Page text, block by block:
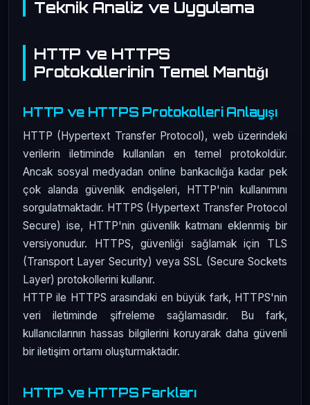
Teknik Analiz ve Uygulama
HTTP ve HTTPS
Protokollerinin Temel Mantığı
HTTP ve HTTPS Protokolleri Anlayışı
HTTP (Hypertext Transfer Protocol), web üzerindeki
verilerin iletiminde kullanılan en temel protokoldür.
Ancak sosyal medyadan online bankacılığa kadar pek
çok alanda güvenlik endişeleri, HTTP'nin kullanımını
sorgulatmaktadır. HTTPS (Hypertext Transfer Protocol
Secure) ise, HTTP'nin güvenlik katmanı eklenmiş bir
versiyonudur. HTTPS, güvenliği sağlamak için TLS
(Transport Layer Security) veya SSL (Secure Sockets
Layer) protokollerini kullanır.
HTTP ile HTTPS arasındaki en büyük fark, HTTPS'nin
veri iletiminde şifreleme sağlamasıdır. Bu fark,
kullanıcılarının hassas bilgilerini koruyarak daha güvenli
bir iletişim ortamı oluşturmaktadır.
HTTP ve HTTPS Farkları